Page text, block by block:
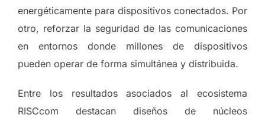
energéticamente para dispositivos conectados. Por
otro, reforzar la seguridad de las comunicaciones
en entornos donde millones de dispositivos
pueden operar de forma simultánea y distribuida.
Entre los resultados asociados al ecosistema
RISCcom destacan diseños de núcleos